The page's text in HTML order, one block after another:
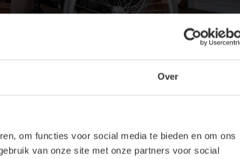
Over
om functies voor social media te bieden en om ons
van onze site met onze partners voor social
belangrijk dat de druk constant is en dat ze daarop
haar zitkussen niet regelmatig hoeven te
dat zij ervaart is dat het haar zorgverleners veel
in het zitkussen, waardoor decubitus wordt voorkomen